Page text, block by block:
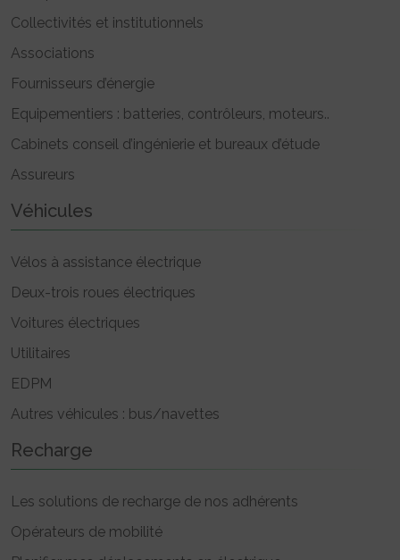
Collectivités et institutionnels
Associations
Fournisseurs d’énergie
Equipementiers : batteries, contrôleurs, moteurs..
Cabinets conseil d’ingénierie et bureaux d’étude
Assureurs
Véhicules
Vélos à assistance électrique
Deux-trois roues électriques
Voitures électriques
Utilitaires
EDPM
Autres véhicules : bus/navettes
Recharge
Les solutions de recharge de nos adhérents
Opérateurs de mobilité